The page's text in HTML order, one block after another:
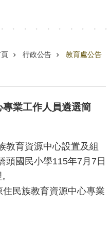
行政公告 教育處公告
業工作人員遴選簡
教育資源中心設置及組
頭國民小學115年7月7日
民族教育資源中心專業